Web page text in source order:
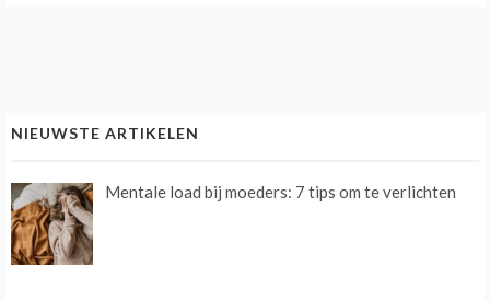
NIEUWSTE ARTIKELEN
Mentale load bij moeders: 7 tips om te verlichten